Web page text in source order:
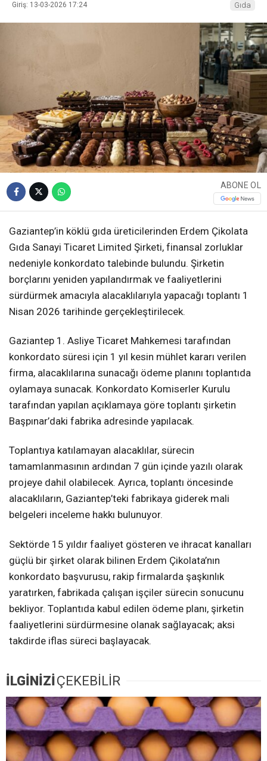
Giriş: 13-03-2026 17:24 Gıda
ABONE OL
Gaziantep’in köklü gıda üreticilerinden Erdem Çikolata
Gıda Sanayi Ticaret Limited Şirketi, finansal zorluklar
nedeniyle konkordato talebinde bulundu. Şirketin
borçlarını yeniden yapılandırmak ve faaliyetlerini
sürdürmek amacıyla alacaklılarıyla yapacağı toplantı 1
Nisan 2026 tarihinde gerçekleştirilecek.
Gaziantep 1. Asliye Ticaret Mahkemesi tarafından
konkordato süresi için 1 yıl kesin mühlet kararı verilen
firma, alacaklılarına sunacağı ödeme planını toplantıda
oylamaya sunacak. Konkordato Komiserler Kurulu
tarafından yapılan açıklamaya göre toplantı şirketin
Başpınar’daki fabrika adresinde yapılacak.
Toplantıya katılamayan alacaklılar, sürecin
tamamlanmasının ardından 7 gün içinde yazılı olarak
projeye dahil olabilecek. Ayrıca, toplantı öncesinde
alacaklıların, Gaziantep’teki fabrikaya giderek mali
belgeleri inceleme hakkı bulunuyor.
Sektörde 15 yıldır faaliyet gösteren ve ihracat kanalları
güçlü bir şirket olarak bilinen Erdem Çikolata’nın
konkordato başvurusu, rakip firmalarda şaşkınlık
yaratırken, fabrikada çalışan işçiler sürecin sonucunu
bekliyor. Toplantıda kabul edilen ödeme planı, şirketin
faaliyetlerini sürdürmesine olanak sağlayacak; aksi
takdirde iflas süreci başlayacak.
İLGİNİZİÇEKEBİLİR